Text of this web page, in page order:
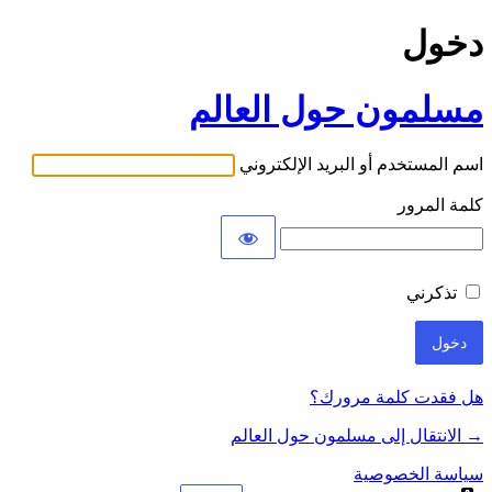
دخول
مسلمون حول العالم
اسم المستخدم أو البريد الإلكتروني
كلمة المرور
تذكرني
هل فقدت كلمة مرورك؟
→ الانتقال إلى مسلمون حول العالم
سياسة الخصوصية